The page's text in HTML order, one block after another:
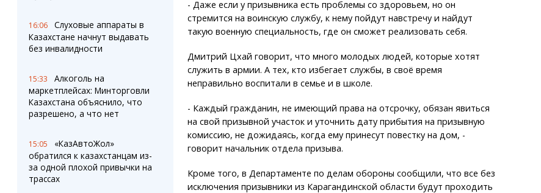
16:06
Слуховые аппараты в
Казахстане начнут выдавать
без инвалидности
15:33
Алкоголь на
маркетплейсах: Минторговли
Казахстана объяснило, что
разрешено, а что нет
15:05
«КазАвтоЖол»
обратился к казахстанцам из-
за одной плохой привычки на
трассах
- Даже если у призывника есть проблемы со здоровьем, но он
стремится на воинскую службу, к нему пойдут навстречу и найдут
такую военную специальность, где он сможет реализовать себя.
Дмитрий Цхай говорит, что много молодых людей, которые хотят
служить в армии. А тех, кто избегает службы, в своё время
неправильно воспитали в семье и в школе.
- Каждый гражданин, не имеющий права на отсрочку, обязан явиться
на свой призывной участок и уточнить дату прибытия на призывную
комиссию, не дожидаясь, когда ему принесут повестку на дом, -
говорит начальник отдела призыва.
Кроме того, в Департаменте по делам обороны сообщили, что все без
исключения призывники из Карагандинской области будут проходить